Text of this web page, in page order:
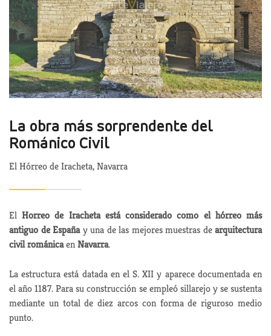
La obra más sorprendente del
Románico Civil
El Hórreo de Iracheta, Navarra
ElHorreo de Iracheta está considerado como el hórreo más
antiguo de Españay una de las mejores muestras dearquitectura
civil románicaenNavarra.
La estructura está datada en el S. XII y aparece documentada en
el año 1187. Para su construcción se empleó sillarejo y se sustenta
mediante un total de diez arcos con forma de riguroso medio
punto.